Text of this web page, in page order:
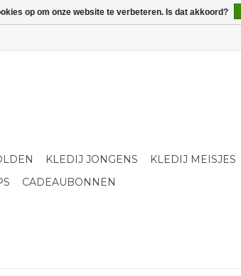
KLEDIJ JONGENS KLEDIJ MEISJES
CADEAUBONNEN
op om onze website te verbeteren. Is dat akkoord?